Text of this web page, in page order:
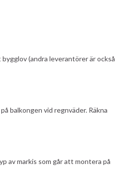
(andra leverantörer är också
balkongen vid regnväder. Räkna
av markis som går att montera på